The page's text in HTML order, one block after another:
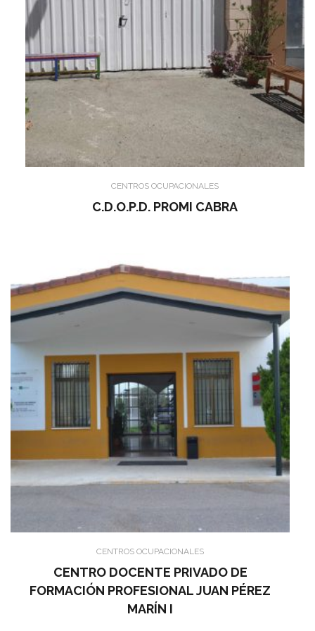
CENTROS OCUPACIONALES
C.D.O.P.D. PROMI CABRA
CENTROS OCUPACIONALES
CENTRO DOCENTE PRIVADO DE
FORMACIÓN PROFESIONAL JUAN PÉREZ
MARÍN I